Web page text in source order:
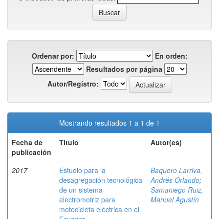
Ordenar por:
En orden:
Resultados por página
Autor/Registro:
Mostrando resultados 1 a 1 de 1
Fecha de
publicación
Título Autor(es)
2017
Estudio para la
desagregación tecnológica
de un sistema
electromotriz para
motocicleta eléctrica en el
Baquero Larriva,
Andrés Orlando;
Samaniego Ruiz,
Manuel Agustín